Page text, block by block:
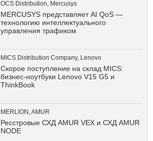
OCS Distribution, Mercusys
MERCUSYS представляет AI QoS —
технологию интеллектуального
управления трафиком
MICS Distribution Company, Lenovo
Скорое поступление на склад MICS:
бизнес-ноутбуки Lenovo V15 G5 и
ThinkBook
MERLION ,AMUR
Ресстровые СХД AMUR VEX и СХД AMUR
NODE